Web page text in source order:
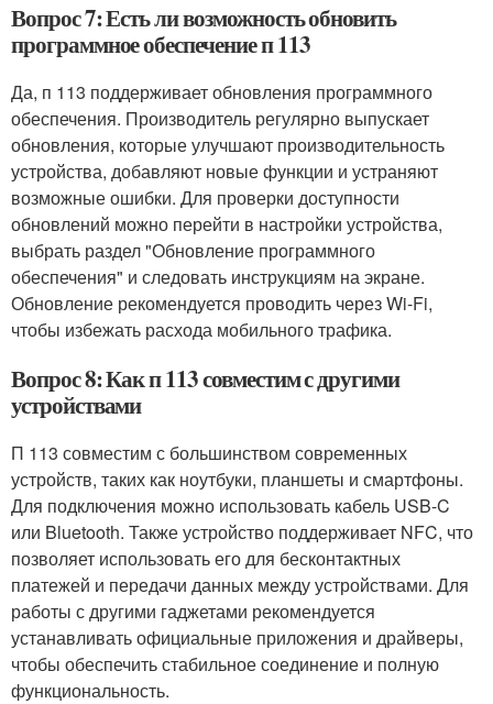
Вопрос 7: Есть ли возможность обновить
программное обеспечение п 113
Да, п 113 поддерживает обновления программного
обеспечения. Производитель регулярно выпускает
обновления, которые улучшают производительность
устройства, добавляют новые функции и устраняют
возможные ошибки. Для проверки доступности
обновлений можно перейти в настройки устройства,
выбрать раздел "Обновление программного
обеспечения" и следовать инструкциям на экране.
Обновление рекомендуется проводить через Wi-Fi,
чтобы избежать расхода мобильного трафика.
Вопрос 8: Как п 113 совместим с другими
устройствами
П 113 совместим с большинством современных
устройств, таких как ноутбуки, планшеты и смартфоны.
Для подключения можно использовать кабель USB-C
или Bluetooth. Также устройство поддерживает NFC, что
позволяет использовать его для бесконтактных
платежей и передачи данных между устройствами. Для
работы с другими гаджетами рекомендуется
устанавливать официальные приложения и драйверы,
чтобы обеспечить стабильное соединение и полную
функциональность.